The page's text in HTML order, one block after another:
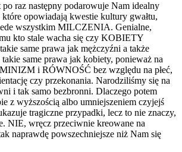
po raz następny podarowuje Nam idealny
które opowiadają kwestie kultury gwałtu,
wszystkim MILCZENIA. Genialne,
kto stale wacha się czy KOBIETY
same prawa jak mężczyźni a także
same prawa jak kobiety, ponieważ na
i RÓWNOŚĆ bez względu na płeć,
czy przekonania. Narodziliśmy się na
i tak samo bezbronni. Dlaczego potem
z wyższością albo umniejszeniem czyjejś
tragiczne przypadki, lecz to nie znaczy,
NIE, wręcz przeciwnie kreowane na
naprawdę powszechniejsze niż Nam się